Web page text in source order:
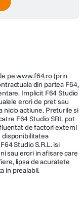
pewww.f64.ro(prin
din partea F64,
Implicit F64 Studio
erori de pret sau
nicio actiune. Preturile si
F64 Studio SRL pot
de factori externi
disponibilitatea
Studio S.R.L. isi
sau erori in afisare care
lipsa de acuratete
in prealabil.